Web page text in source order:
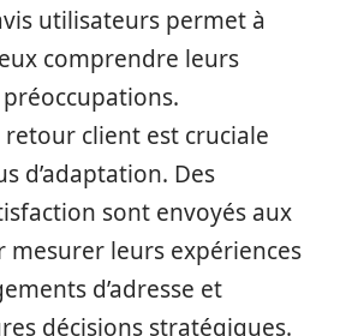
utilisateurs permet à
comprendre leurs
retour client est cruciale
d’adaptation. Des
sont envoyés aux
leurs expériences
d’adresse et
décisions stratégiques.